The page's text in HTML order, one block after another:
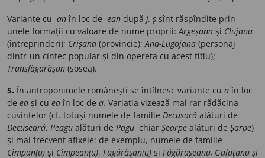
Variante cu -anîn loc de -ean după j, ș sînt răspîndite prin
unele formații cu valoare de nume proprii:Argeșana și Clujana
(întreprinderi); Crișana (provincie);Ana-Lugojana (personaj
dintr-un cîntec popular și din opereta cu acest titlu);
Transfăgărășan (șosea).
5. În antroponimele românești se întîlnesc variante cu aîn loc
de ea și cu eaîn loc de a. Variația vizează mai rar rădăcina
cuvintelor (cf. totuși numele de familie Decusară alături de
Decuseară, Peagu alături de Pagu, chiar Șearpe alături de Șarpe)
și mai frecvent afixele: de exemplu, numele de familie
Cîmpan(u) și Cîmpean(u), Făgărășan(u) și Făgărășeanu, Galațanu și